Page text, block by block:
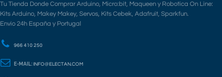
Tu Tienda Donde Comprar Arduino, Micro:bit, Maqueen y Robotica On Line:
Kits Arduino, Makey Makey, Servos, Kits Cebek, Adafruit, Sparkfun.
Envio 24h España y Portugal
966 410 250
E-MAIL: INFO@ELECTAN.COM